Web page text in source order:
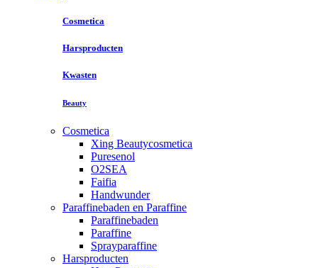
Cosmetica
Harsproducten
Kwasten
Beauty
Cosmetica
Xing Beautycosmetica
Puresenol
O2SEA
Faifia
Handwunder
Paraffinebaden en Paraffine
Paraffinebaden
Paraffine
Sprayparaffine
Harsproducten